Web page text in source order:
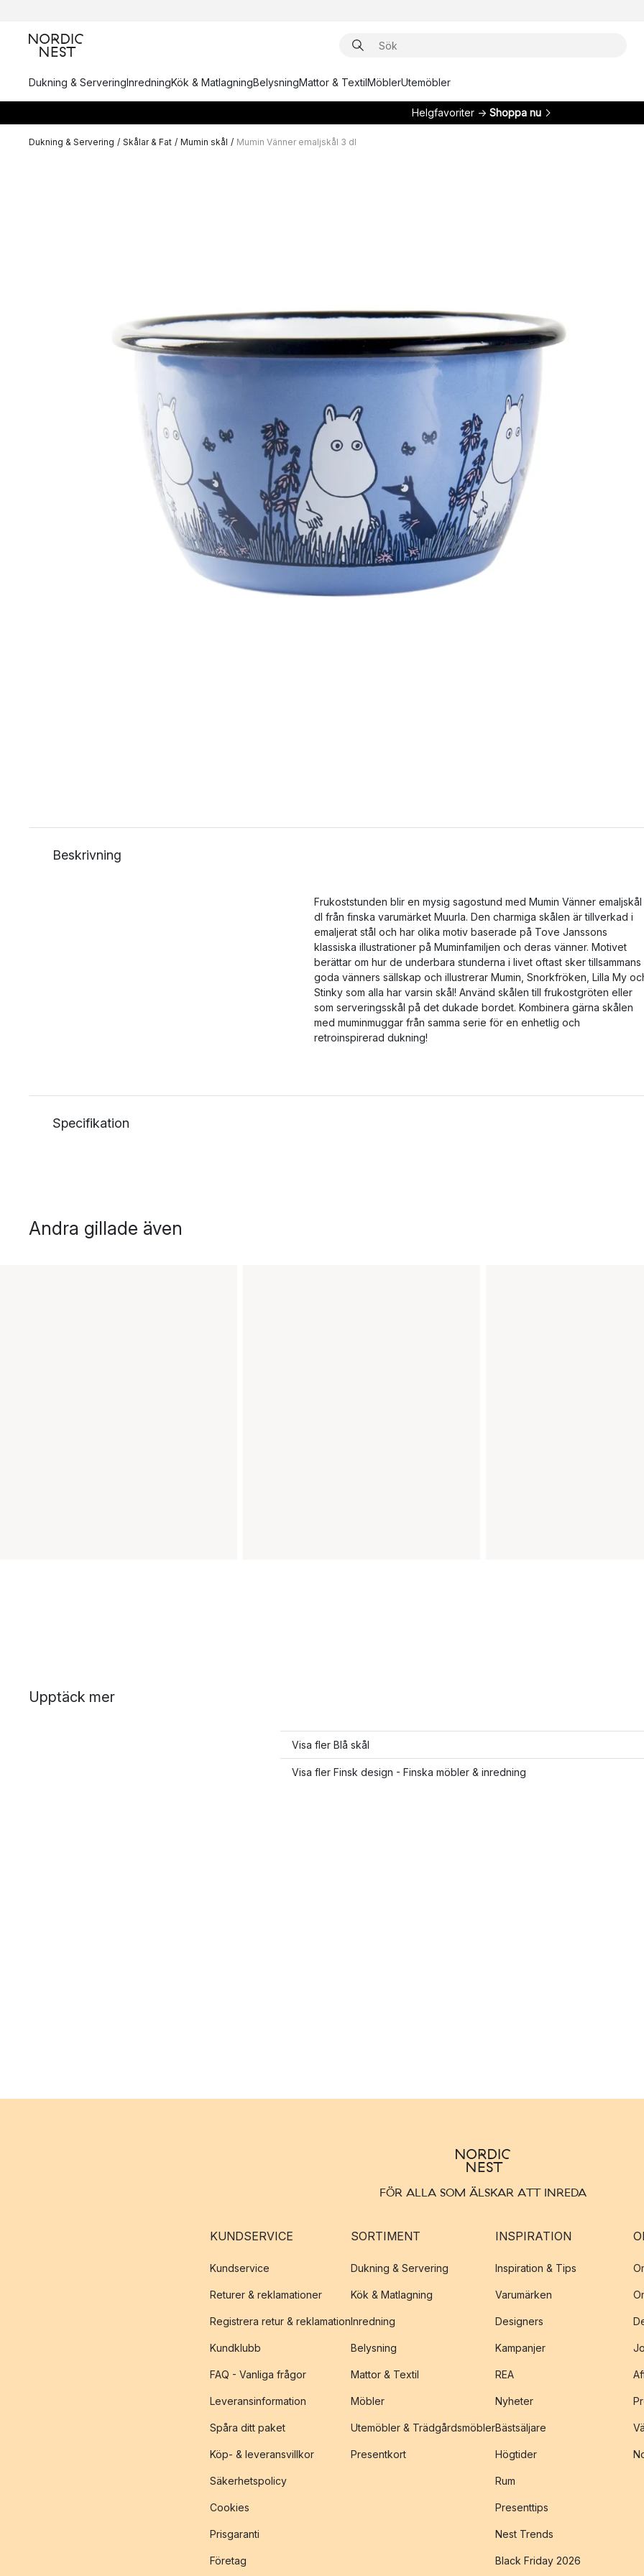
Dukning & ServeringInredningKök & MatlagningBelysningMattor & TextilMöblerUtemöbler
Helgfavoriter → Shoppa nu
Dukning & Servering / Skålar & Fat / Mumin skål / Mumin Vänner emaljskål 3 dl
Beskrivning
Frukoststunden blir en mysig sagostund med Mumin Vänner emaljskål
dl från finska varumärket Muurla. Den charmiga skålen är tillverkad i
emaljerat stål och har olika motiv baserade på Tove Janssons
klassiska illustrationer på Muminfamiljen och deras vänner. Motivet
berättar om hur de underbara stunderna i livet oftast sker tillsammans
goda vänners sällskap och illustrerar Mumin, Snorkfröken, Lilla My
Stinky som alla har varsin skål! Använd skålen till frukostgröten eller
som serveringsskål på det dukade bordet. Kombinera gärna skålen
med muminmuggar från samma serie för en enhetlig och
retroinspirerad dukning!
Specifikation
Andra gillade även
Upptäck mer
Visa fler Blå skål
Visa fler Finsk design - Finska möbler & inredning
FÖR ALLA SOM ÄLSKAR ATT INREDA
KUNDSERVICE
Kundservice
Returer & reklamationer
Registrera retur & reklamation
Kundklubb
FAQ - Vanliga frågor
Leveransinformation
Spåra ditt paket
Köp- & leveransvillkor
Säkerhetspolicy
Cookies
Prisgaranti
Företag
SORTIMENT
Dukning & Servering
Kök & Matlagning
Inredning
Belysning
Mattor & Textil
Möbler
Utemöbler & Trädgårdsmöbler
Presentkort
INSPIRATION
Inspiration & Tips
Varumärken
Designers
Kampanjer
REA
Nyheter
Bästsäljare
Högtider
Rum
Presenttips
Nest Trends
Black Friday 2026